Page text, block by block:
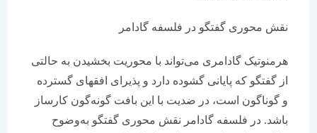
نقش محوری گفتگو در فلسفه گادامر
هرمنوتیک گادامری می‌تواند با محوریت بخشیدن به حالتی
از گفتگو که پایانی گشوده دارد و پذیرای افقهای گسترده
و گوناگون است، در ضدیت با این بافت گونه‌گون کارساز
باشد. در فلسفه گادامر نقش محوری گفتگو به‌وضوح